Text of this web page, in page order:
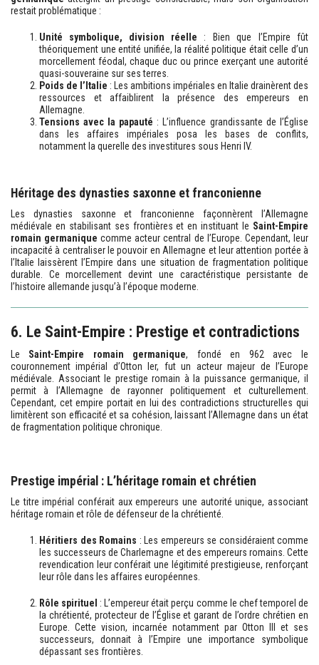
restait problématique :
Unité symbolique, division réelle : Bien que l’Empire fût
théoriquement une entité unifiée, la réalité politique était celle d’un
morcellement féodal, chaque duc ou prince exerçant une autorité
quasi-souveraine sur ses terres.
Poids de l’Italie : Les ambitions impériales en Italie drainèrent des
ressources et affaiblirent la présence des empereurs en
Allemagne.
Tensions avec la papauté : L’influence grandissante de l’Église
dans les affaires impériales posa les bases de conflits,
notamment la querelle des investitures sous Henri IV.
Héritage des dynasties saxonne et franconienne
Les dynasties saxonne et franconienne façonnèrent l’Allemagne
médiévale en stabilisant ses frontières et en instituant le Saint-Empire
romain germanique comme acteur central de l’Europe. Cependant, leur
incapacité à centraliser le pouvoir en Allemagne et leur attention portée à
l’Italie laissèrent l’Empire dans une situation de fragmentation politique
durable. Ce morcellement devint une caractéristique persistante de
l’histoire allemande jusqu’à l’époque moderne.
6. Le Saint-Empire : Prestige et contradictions
Le Saint-Empire romain germanique, fondé en 962 avec le
couronnement impérial d’Otton Ier, fut un acteur majeur de l’Europe
médiévale. Associant le prestige romain à la puissance germanique, il
permit à l’Allemagne de rayonner politiquement et culturellement.
Cependant, cet empire portait en lui des contradictions structurelles qui
limitèrent son efficacité et sa cohésion, laissant l’Allemagne dans un état
de fragmentation politique chronique.
Prestige impérial : L’héritage romain et chrétien
Le titre impérial conférait aux empereurs une autorité unique, associant
héritage romain et rôle de défenseur de la chrétienté.
Héritiers des Romains : Les empereurs se considéraient comme
les successeurs de Charlemagne et des empereurs romains. Cette
revendication leur conférait une légitimité prestigieuse, renforçant
leur rôle dans les affaires européennes.
Rôle spirituel : L’empereur était perçu comme le chef temporel de
la chrétienté, protecteur de l’Église et garant de l’ordre chrétien en
Europe. Cette vision, incarnée notamment par Otton III et ses
successeurs, donnait à l’Empire une importance symbolique
dépassant ses frontières.